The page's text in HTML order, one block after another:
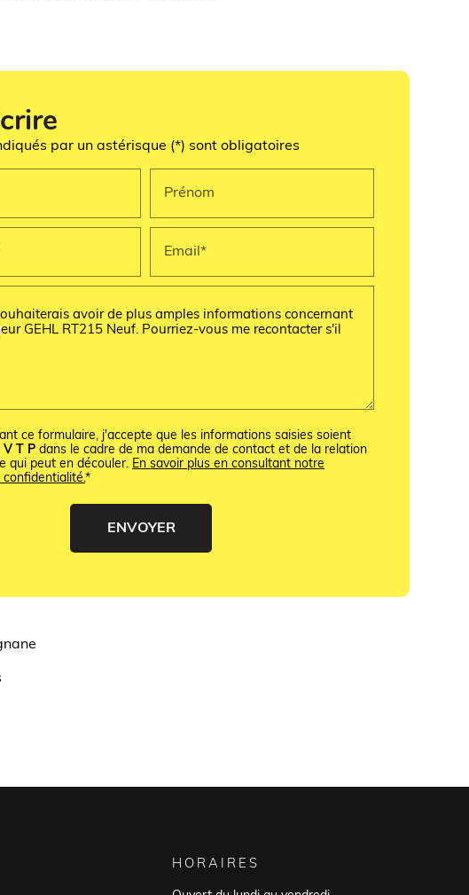
par un astérisque (*) sont obligatoires
Prénom
Email*
ce formulaire, j'accepte que les informations saisies soient
V T P dans le cadre de ma demande de contact et de la relation
qui peut en découler. En savoir plus en consultant notre
confidentialité.*
HORAIRES